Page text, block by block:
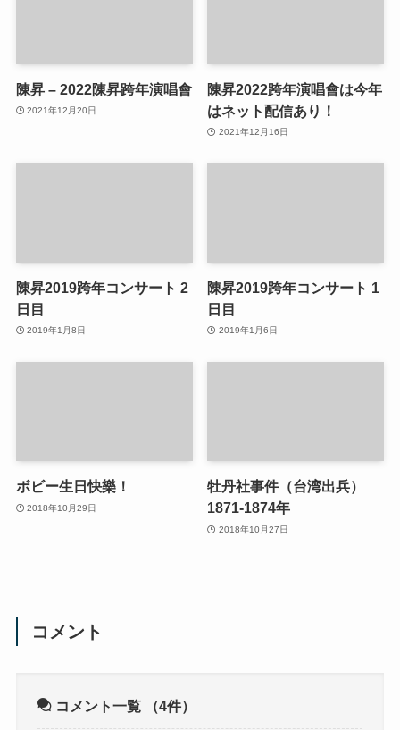
陳昇 – 2022陳昇跨年演唱會
2021年12月20日
陳昇2022跨年演唱會は今年
はネット配信あり！
2021年12月16日
陳昇2019跨年コンサート 2
日目
2019年1月8日
陳昇2019跨年コンサート 1
日目
2019年1月6日
ボビー生日快樂！
2018年10月29日
牡丹社事件（台湾出兵）
1871-1874年
2018年10月27日
コメント
コメント一覧 （4件）